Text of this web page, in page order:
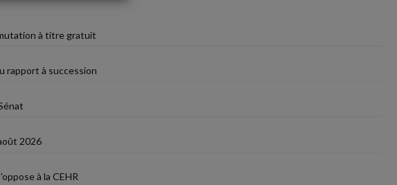
à titre gratuit
rapport à succession
2026
à la CEHR